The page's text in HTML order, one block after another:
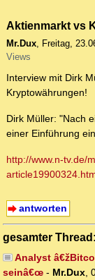
Aktienmarkt vs
Mr.Dux, Freitag,
Views
Interview mit Dirk
Kryptowährungen!
Dirk Müller: "Nach
einer Einführung
http://www.n-tv.de/
antworten
gesamter Thread:
Analyst
seinâ€œ - Mr.Dux,